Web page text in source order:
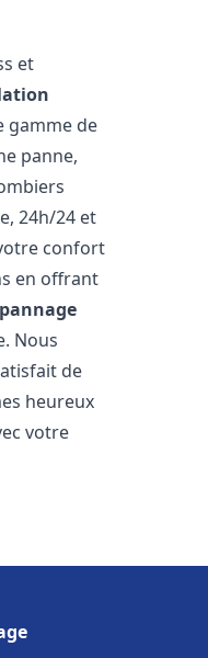
et
gamme de
panne,
24h/24 et
confort
en offrant
Nous
de
heureux
votre